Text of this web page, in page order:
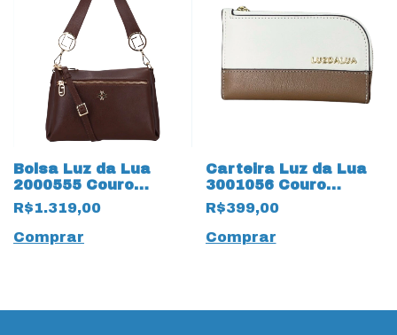
Bolsa Luz da Lua
2000555 Couro
Natural Atacama
19593 Trufa
R$1.319,00
Comprar
Carteira Luz da Lua
3001056 Couro
Natural Saara 19427
Mousse
R$399,00
Comprar